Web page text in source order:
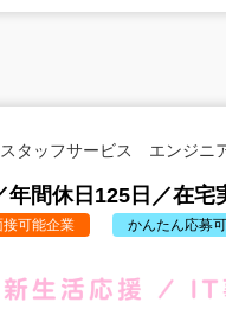
タッフサービス エンジニ
間休日125日／在宅
接可能企業 かんたん応募可